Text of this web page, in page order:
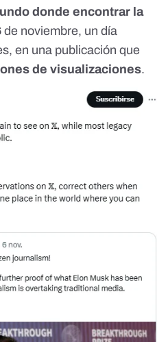
donde encontrar la
de noviembre, un día
en una publicación que
de visualizaciones.